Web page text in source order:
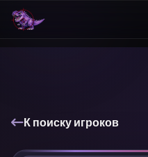
К поиску игроков